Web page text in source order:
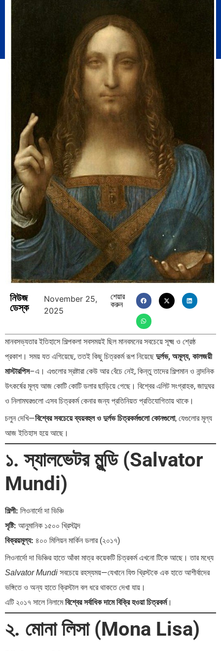
নিউজ
ডেস্ক
November 25,
2025
শেয়ার
করুন
মানবসভ্যতার ইতিহাসে শিল্পকলা সবসময়ই ছিল মানবমনের সবচেয়ে সূক্ষ্ম ও শ্রেষ্ঠ
প্রকাশ। সময় যত এগিয়েছে, ততই কিছু চিত্রকর্ম রূপ নিয়েছেদুর্লভ, অমূল্য, কালজয়ী
মাস্টারপিস–এ। এগুলোর স্রষ্টারা কেউ আর বেঁচে নেই, কিন্তু তাদের শিল্পমান ও নান্দনিক
উৎকর্ষের মূল্য আজ কোটি কোটি ডলার ছাড়িয়ে গেছে। বিশ্বের এলিট সংগ্রাহক, জাদুঘর
ও নিলামঘরগুলো এসব চিত্রকর্ম কেনার জন্য প্রতিনিয়ত প্রতিযোগিতায় থাকে।
চলুন দেখি—বিশ্বের সবচেয়ে ব্যয়বহুল ও দুর্লভ চিত্রকর্মগুলো কোনগুলো, যেগুলোর মূল্য
আজ ইতিহাস হয়ে আছে।
১. স্যালভেটর মুন্ডি (Salvator
Mundi)
শিল্পী: লিওনার্দো দা ভিঞ্চি
সৃষ্টি: আনুমানিক ১৫০০ খ্রিস্টাব্দ
বিক্রয়মূল্য: ৪০০ মিলিয়ন মার্কিন ডলার (২০১৭)
লিওনার্দো দা ভিঞ্চির হাতে আঁকা মাত্র কয়েকটি চিত্রকর্ম এখনো টিকে আছে। তার মধ্যে
Salvator Mundi সবচেয়ে রহস্যময়—যেখানে যিশু খ্রিস্টকে এক হাতে আশীর্বাদের
ভঙ্গিতে ও অন্য হাতে ক্রিস্টাল বল ধরে থাকতে দেখা যায়।
এটি ২০১৭ সালে নিলামেবিশ্বের সর্বাধিক দামে বিক্রি হওয়া চিত্রকর্ম।
২. মোনা লিসা (Mona Lisa)